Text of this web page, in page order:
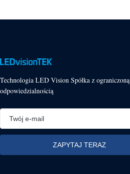
Technologia LED Vision Spółka z ograniczoną
odpowiedzialnością